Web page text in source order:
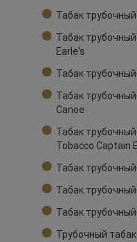
Табак
Табак
Earle's
Табак
Табак
Canoe
Табак
Tobacco Captain
Табак
Табак
Табак
Трубочный табак